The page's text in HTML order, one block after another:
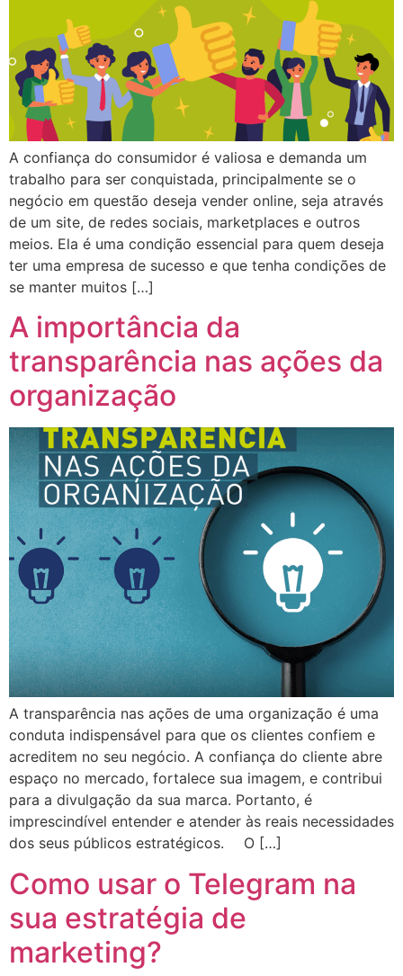
A confiança do consumidor é valiosa e demanda um
trabalho para ser conquistada, principalmente se o
negócio em questão deseja vender online, seja através
de um site, de redes sociais, marketplaces e outros
meios. Ela é uma condição essencial para quem deseja
ter uma empresa de sucesso e que tenha condições de
se manter muitos […]
A importância da
transparência nas ações da
organização
A transparência nas ações de uma organização é uma
conduta indispensável para que os clientes confiem e
acreditem no seu negócio. A confiança do cliente abre
espaço no mercado, fortalece sua imagem, e contribui
para a divulgação da sua marca. Portanto, é
imprescindível entender e atender às reais necessidades
dos seus públicos estratégicos. ⠀ O […]
Como usar o Telegram na
sua estratégia de
marketing?